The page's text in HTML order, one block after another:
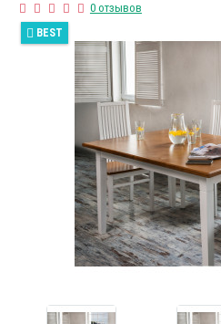
0 отзывов
BEST